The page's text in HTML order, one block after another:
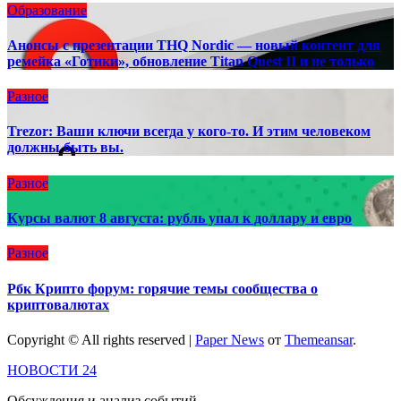
Образование
Анонсы с презентации THQ Nordic — новый контент для
ремейка «Готики», обновление Titan Quest II и не только
Разное
Trezor: Ваши ключи всегда у кого-то. И этим человеком
должны быть вы.
Разное
Курсы валют 8 августа: рубль упал к доллару и евро
Разное
Рбк Крипто форум: горячие темы сообщества о
криптовалютах
Copyright © All rights reserved | Paper News от Themeansar.
НОВОСТИ 24